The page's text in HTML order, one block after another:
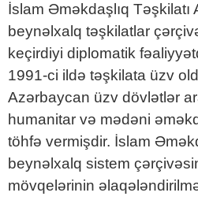
İslam Əməkdaşlıq Təşkilatı
beynəlxalq təşkilatlar
keçirdiyi diplomatik
1991-ci ildə təşkilata üzv
Azərbaycan üzv dövlətlər
humanitar və mədəni
töhfə vermişdir. İslam
beynəlxalq sistem
mövqelərinin